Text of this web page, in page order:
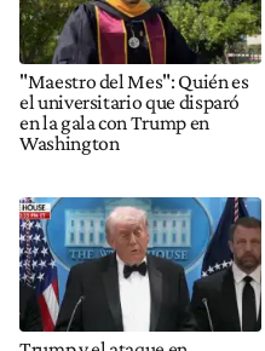
"Maestro del Mes": Quién es
el universitario que disparó
en la gala con Trump en
Washington